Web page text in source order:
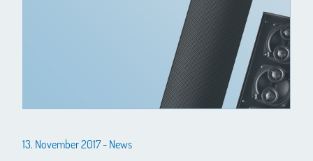
13. November 2017 - News